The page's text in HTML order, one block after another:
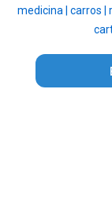
medicina | carros |